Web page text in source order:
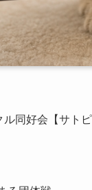
同好会【サト